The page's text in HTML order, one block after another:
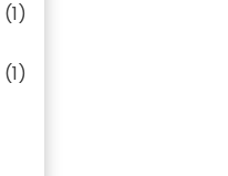
(1)
(1)